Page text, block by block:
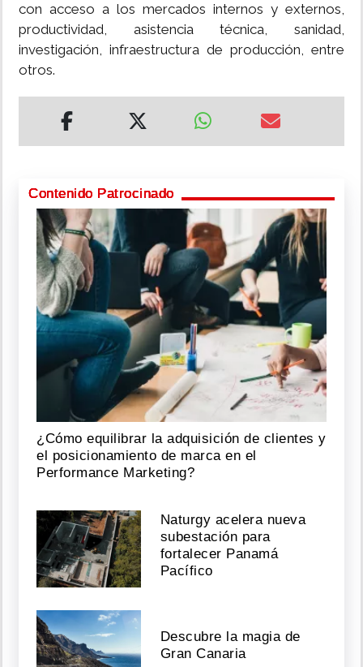
con acceso a los mercados internos y externos,
productividad, asistencia técnica, sanidad,
investigación, infraestructura de producción, entre
otros.
Contenido Patrocinado
¿Cómo equilibrar la adquisición de clientes y
el posicionamiento de marca en el
Performance Marketing?
Naturgy acelera nueva
subestación para
fortalecer Panamá
Pacífico
Descubre la magia de
Gran Canaria